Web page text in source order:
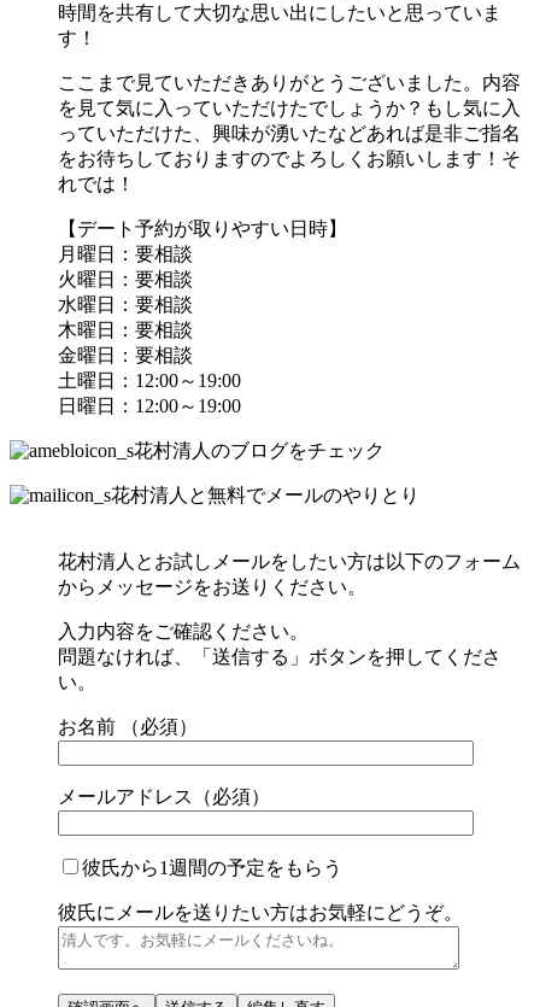
時間を共有して大切な思い出にしたいと思っていま
す！
ここまで見ていただきありがとうございました。内容
を見て気に入っていただけたでしょうか？もし気に入
っていただけた、興味が湧いたなどあれば是非ご指名
をお待ちしておりますのでよろしくお願いします！そ
れでは！
【デート予約が取りやすい日時】
月曜日：要相談
火曜日：要相談
水曜日：要相談
木曜日：要相談
金曜日：要相談
土曜日：12:00～19:00
日曜日：12:00～19:00
花村清人のブログをチェック
花村清人と無料でメールのやりとり
花村清人とお試しメールをしたい方は以下のフォーム
からメッセージをお送りください。
入力内容をご確認ください。
問題なければ、「送信する」ボタンを押してくださ
い。
お名前 （必須）
メールアドレス（必須）
彼氏から1週間の予定をもらう
彼氏にメールを送りたい方はお気軽にどうぞ。